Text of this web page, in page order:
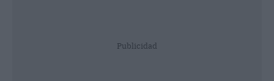
Publicidad